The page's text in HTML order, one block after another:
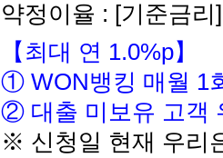
약정이율 : [기준금
【최대 연 1.0%p】
① WON뱅킹 매월 1
② 대출 미보유 고객
※ 신청일 현재 우리